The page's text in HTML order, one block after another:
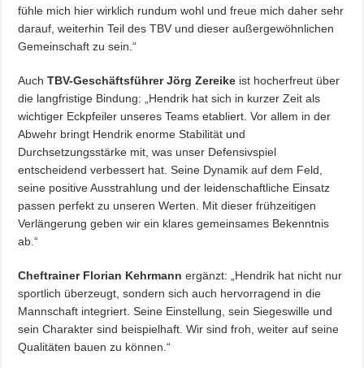
fühle mich hier wirklich rundum wohl und freue mich daher sehr
darauf, weiterhin Teil des TBV und dieser außergewöhnlichen
Gemeinschaft zu sein.“
AuchTBV-Geschäftsführer Jörg Zereike ist hocherfreut über
die langfristige Bindung: „Hendrik hat sich in kurzer Zeit als
wichtiger Eckpfeiler unseres Teams etabliert. Vor allem in der
Abwehr bringt Hendrik enorme Stabilität und
Durchsetzungsstärke mit, was unser Defensivspiel
entscheidend verbessert hat. Seine Dynamik auf dem Feld,
seine positive Ausstrahlung und der leidenschaftliche Einsatz
passen perfekt zu unseren Werten. Mit dieser frühzeitigen
Verlängerung geben wir ein klares gemeinsames Bekenntnis
ab.“
Cheftrainer Florian Kehrmann ergänzt: „Hendrik hat nicht nur
sportlich überzeugt, sondern sich auch hervorragend in die
Mannschaft integriert. Seine Einstellung, sein Siegeswille und
sein Charakter sind beispielhaft. Wir sind froh, weiter auf seine
Qualitäten bauen zu können.“